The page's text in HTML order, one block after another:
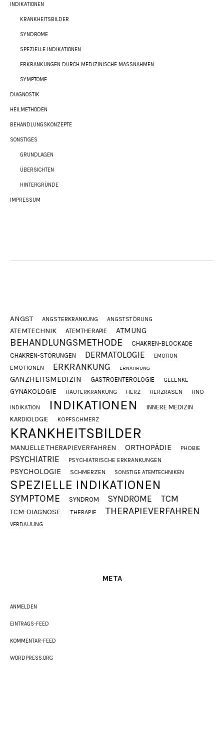
INDIKATIONEN
KRANKHEITSBILDER
SYNDROME
SPEZIELLE INDIKATIONEN
ERKRANKUNGEN DURCH MEDIZINISCHE MASSNAHMEN
SYMPTOME
DIAGNOSTIK
HEILMETHODEN
BEHANDLUNGSKONZEPTE
SONSTIGES
GRUNDLAGEN
ÜBERSICHTEN
HINTERGRÜNDE
IMPRESSUM
ANGST ANGSTERKRANKUNG ANGSTSTÖRUNG
ATEMTECHNIK ATEMTHERAPIE ATMUNG
BEHANDLUNGSMETHODE
CHAKREN-BLOCKADE
CHAKREN-STÖRUNGEN
DERMATOLOGIE EMOTION
EMOTIONEN ERKRANKUNG ERNÄHRUNG
GANZHEITSMEDIZIN GASTROENTEROLOGIE GELENKE
GYNÄKOLOGIE HAUTERKRANKUNG HERZ HERZRASEN HNO
INDIKATION INDIKATIONEN
INNERE MEDIZIN
KARDIOLOGIE
KOPFSCHMERZ
KRANKHEITSBILDER
MANUELLE THERAPIEVERFAHREN ORTHOPÄDIE PHOBIE
PSYCHIATRIE PSYCHIATRISCHE ERKRANKUNGEN
PSYCHOLOGIE SCHMERZEN SONSTIGE ATEMTECHNIKEN
SPEZIELLE INDIKATIONEN
SYMPTOME SYNDROM SYNDROME TCM
TCM-DIAGNOSE THERAPIE THERAPIEVERFAHREN
VERDAUUNG
META
ANMELDEN
EINTRAGS-FEED
KOMMENTAR-FEED
WORDPRESS.ORG